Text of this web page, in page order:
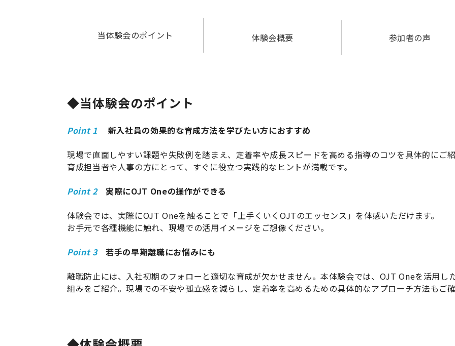
当体験会のポイント 体験会概要 参加者の声
◆当体験会のポイン ト
Point 1
新入社員の効果的な育成方法を学びたい方におすすめ
現場で直面しやすい課題や失敗例を踏まえ、定着率や成長スピードを高める指導のコツを具体的にご紹
育成担当者や人事の方にとって、すぐに役立つ実践的なヒントが満載です。
Point 2
実際にOJT Oneの操作ができる
体験会では、実際にOJT Oneを触ることで「上手くいくOJTのエッセンス」を体感いただけます。
お手元で各種機能に触れ、現場での活用イメージをご想像ください。
Point 3
若手の早期離職にお悩みにも
離職防止には、入社初期のフォローと適切な育成が欠かせません。本体験会では、OJT Oneを活用し
組みをご紹介。現場での不安や孤立感を減らし、定着率を高めるための具体的なアプローチ方法もご確